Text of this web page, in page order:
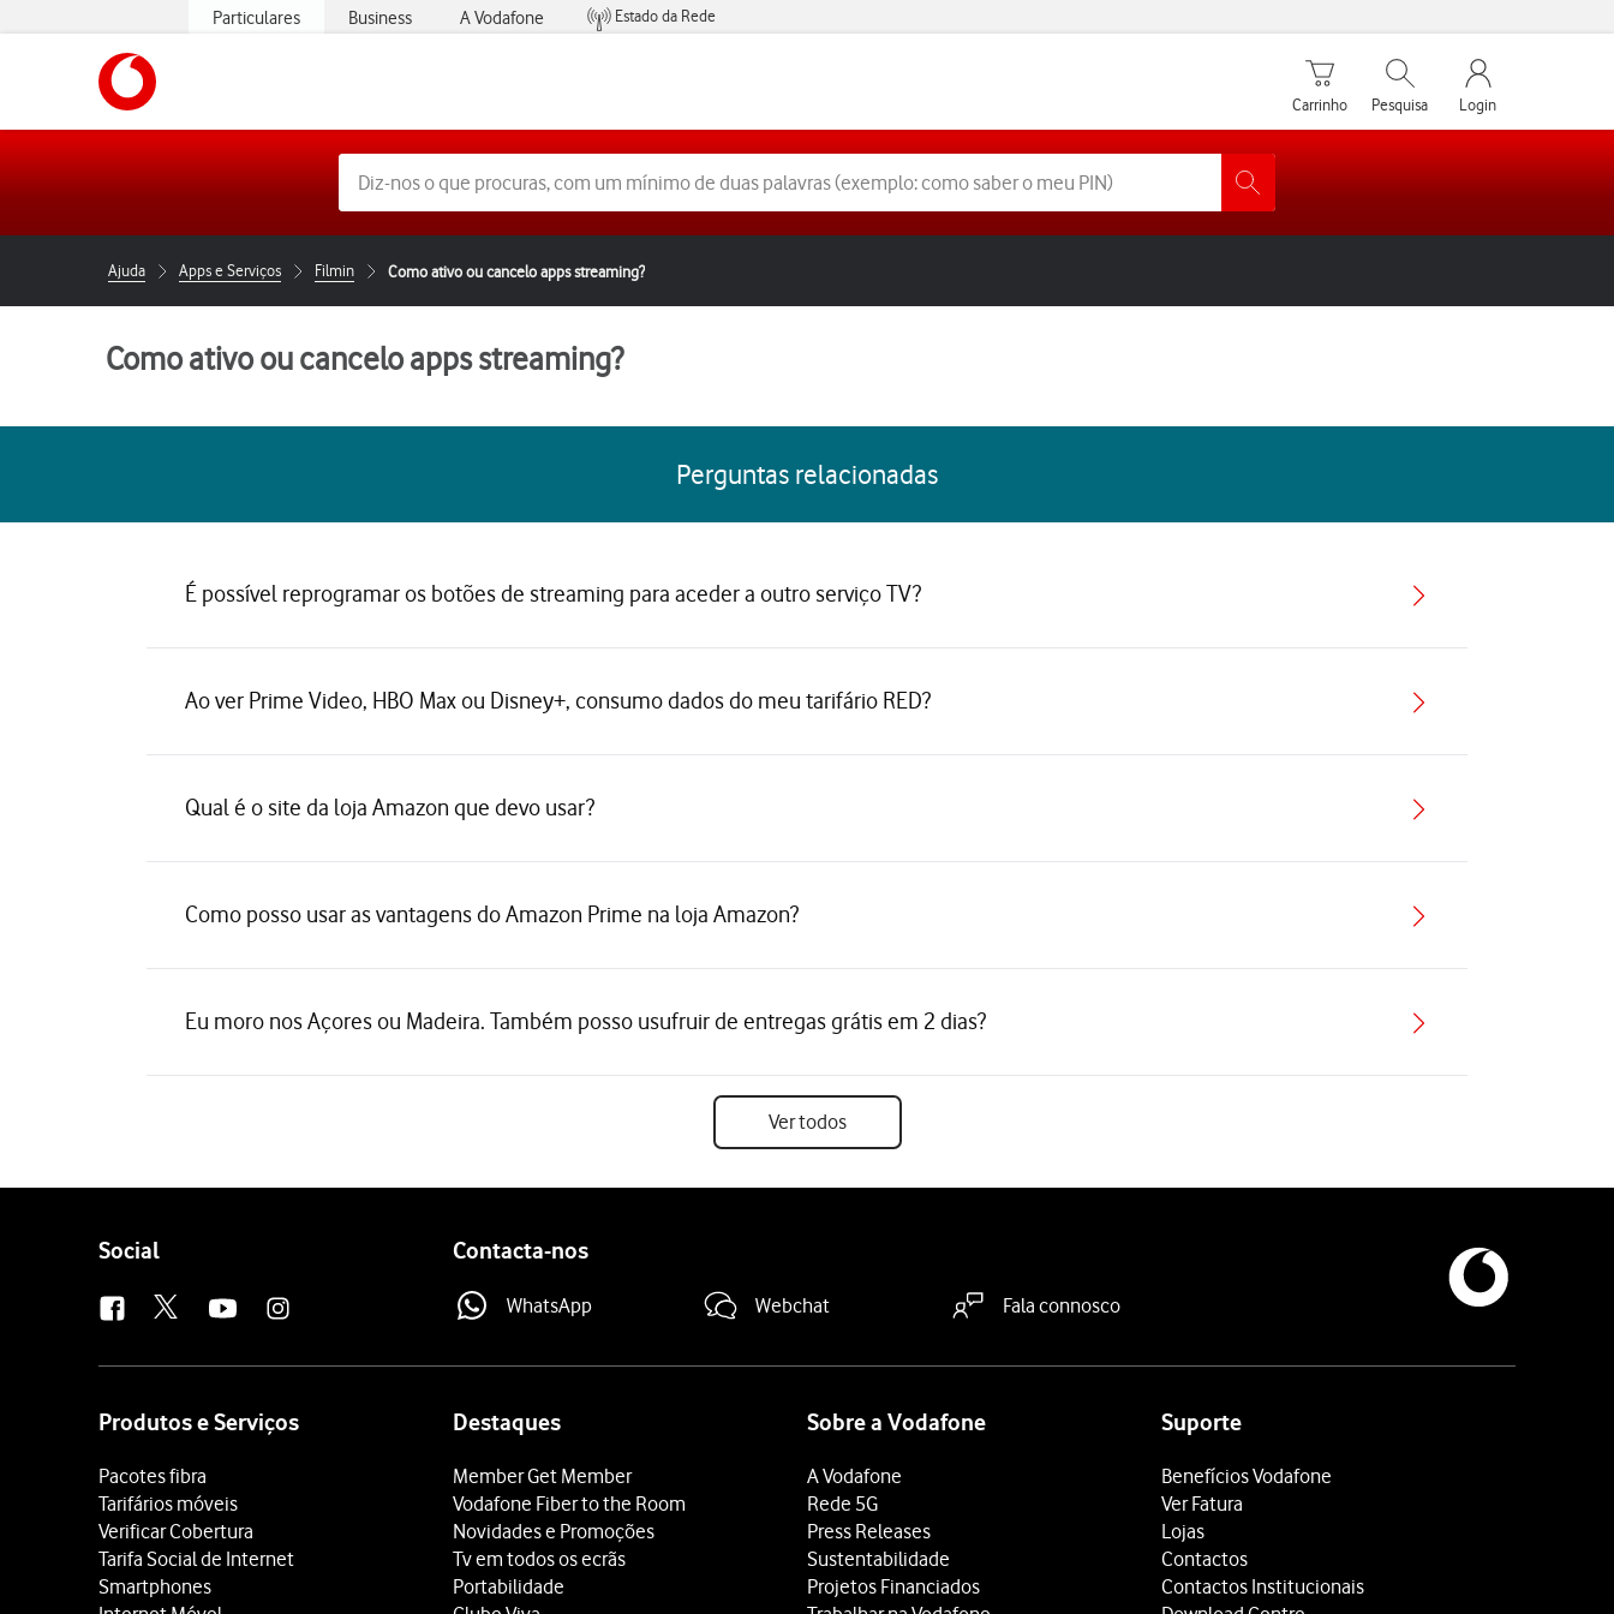
Particulares Business A Vodafone
Estado da Rede
Carrinho de compras
Carrinho
Pesquisar
Pesquisa
My Vodafone
Login
Ajuda Apps e Serviços Filmin Como ativo ou cancelo apps streaming?
Como ativo ou cancelo apps streaming?
Perguntas relacionadas
É possível reprogramar os botões de streaming para aceder a outro serviço TV?
Ao ver Prime Video, HBO Max ou Disney+, consumo dados do meu tarifário RED?
Qual é o site da loja Amazon que devo usar?
Como posso usar as vantagens do Amazon Prime na loja Amazon?
Eu moro nos Açores ou Madeira. Também posso usufruir de entregas grátis em 2 dias?
Ver todos
Follow
Social Contacta-nos
WhatsApp Webchat Fala connosco
Produtos e Serviços
Pacotes fibra
Tarifários móveis
Verificar Cobertura
Tarifa Social de Internet
Smartphones
Destaques
Member Get Member
Vodafone Fiber to the Room
Novidades e Promoções
Tv em todos os ecrãs
Portabilidade
Sobre a Vodafone
A Vodafone
Rede 5G
Press Releases
Sustentabilidade
Projetos Financiados
Suporte
Benefícios Vodafone
Ver Fatura
Lojas
Contactos
Contactos Institucionais